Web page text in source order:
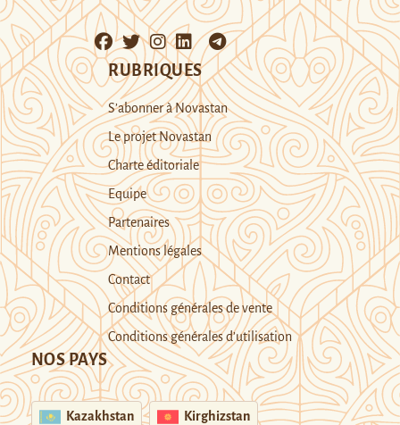
RUBRIQUES
S’abonner à Novastan
Le projet Novastan
Charte éditoriale
Equipe
Partenaires
Mentions légales
Contact
Conditions générales de vente
Conditions générales d’utilisation
NOS PAYS
Kazakhstan Kirghizstan